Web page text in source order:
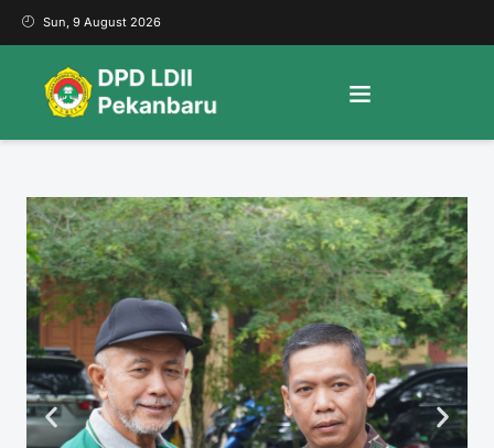
Sun, 9 August 2026